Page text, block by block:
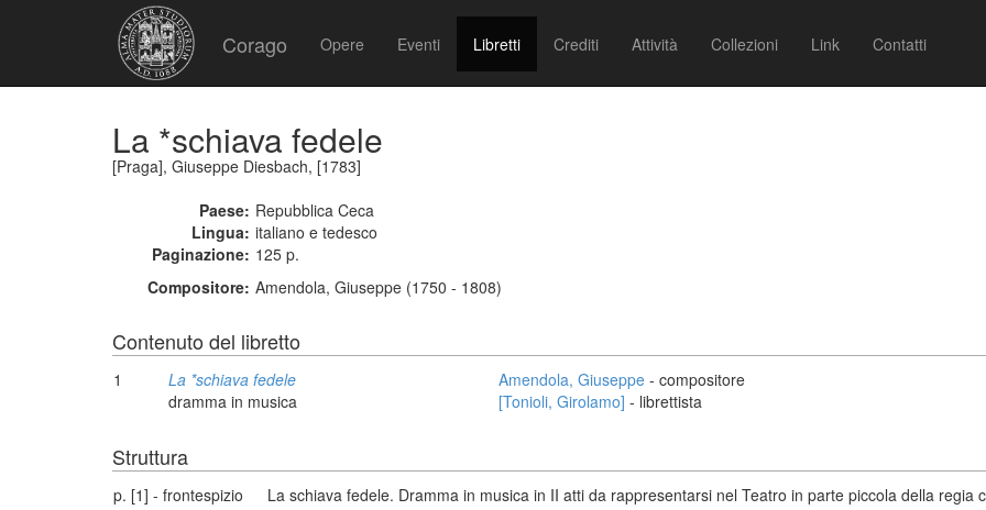
Corago Opere Eventi Libretti Crediti Attività Collezioni Link Contatti
La *schiava fedele
[Praga], Giuseppe Diesbach, [1783]
Paese: Repubblica Ceca
Lingua: italiano e tedesco
Paginazione: 125 p.
Compositore: Amendola, Giuseppe (1750 - 1808)
Contenuto del libretto
1
La *schiava fedele
dramma in musica
Amendola, Giuseppe - compositore
[Tonioli, Girolamo] - librettista
Struttura
p. [1] - frontespizio
La schiava fedele. Dramma in musica in II atti da rappresentarsi nel Teatro in parte piccola della